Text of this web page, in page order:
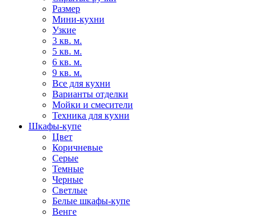
Размер
Мини-кухни
Узкие
3 кв. м.
5 кв. м.
6 кв. м.
9 кв. м.
Все для кухни
Варианты отделки
Мойки и смесители
Техника для кухни
Шкафы-купе
Цвет
Коричневые
Серые
Темные
Черные
Светлые
Белые шкафы-купе
Венге